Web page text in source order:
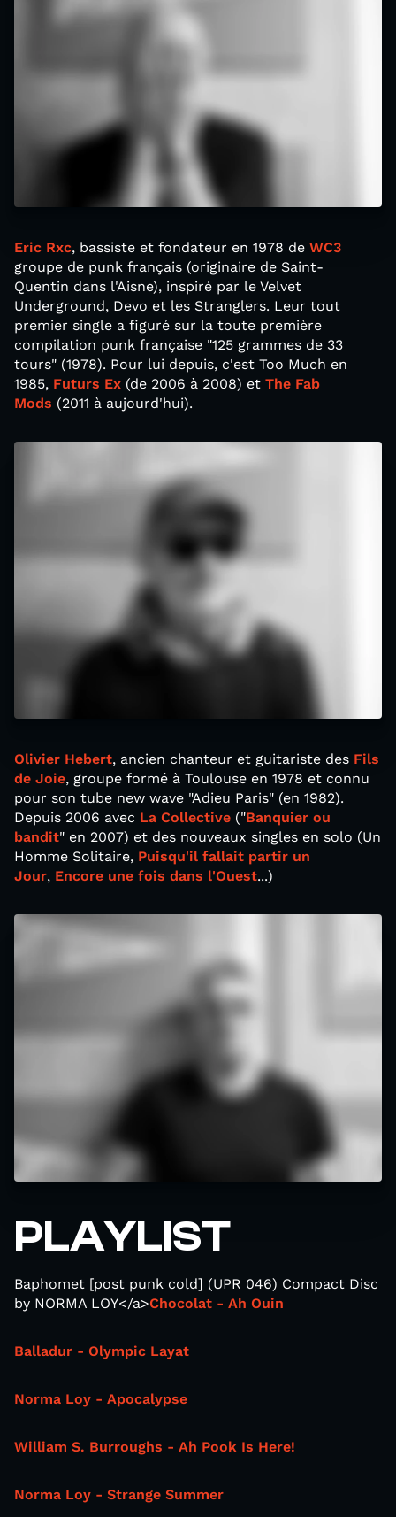
Eric Rxc, bassiste et fondateur en 1978 de WC3
groupe de punk français (originaire de Saint-
Quentin dans l'Aisne), inspiré par le Velvet
Underground, Devo et les Stranglers. Leur tout
premier single a figuré sur la toute première
compilation punk française "125 grammes de 33
tours" (1978). Pour lui depuis, c'est Too Much en
1985, Futurs Ex (de 2006 à 2008) et The Fab
Mods (2011 à aujourd'hui).
Olivier Hebert, ancien chanteur et guitariste des Fils
de Joie, groupe formé à Toulouse en 1978 et connu
pour son tube new wave "Adieu Paris" (en 1982).
Depuis 2006 avec La Collective ("Banquier ou
bandit" en 2007) et des nouveaux singles en solo (Un
Homme Solitaire, Puisqu'il fallait partir un
Jour, Encore une fois dans l'Ouest...)
PLAYLIST
Baphomet [post punk cold] (UPR 046) Compact Disc
by NORMA LOY</a>Chocolat - Ah Ouin
Balladur - Olympic Layat
Norma Loy - Apocalypse
William S. Burroughs - Ah Pook Is Here!
Norma Loy - Strange Summer